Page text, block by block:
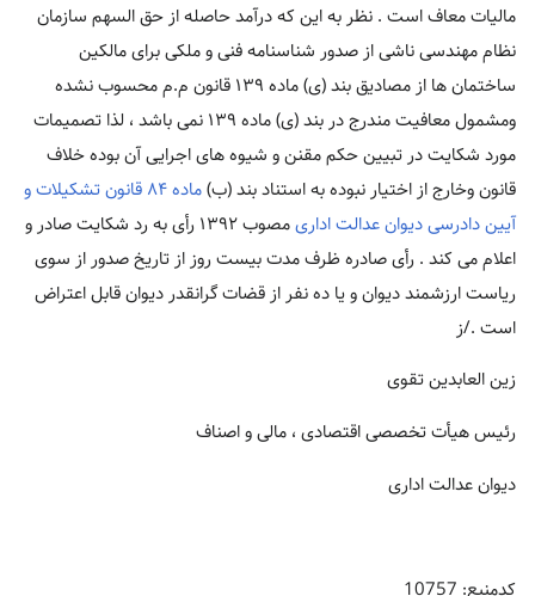
مالیات معاف است . نظر به این که درآمد حاصله از حق السهم سازمان
نظام مهندسی ناشی از صدور شناسنامه فنی و ملکی برای مالکین
ساختمان ها از مصادیق بند (ی) ماده ۱۳۹ قانون م.م محسوب نشده
ومشمول معافیت مندرج در بند (ی) ماده ۱۳۹ نمی باشد ، لذا تصمیمات
مورد شکایت در تبیین حکم مقنن و شیوه های اجرایی آن بوده خلاف
قانون وخارج از اختیار نبوده به استناد بند (ب)
ماده ۸۴ قانون تشکیلات و
آیین دادرسی دیوان عدالت اداری
مصوب ۱۳۹۲ رأی به رد شکایت صادر و
اعلام می کند . رأی صادره ظرف مدت بیست روز از تاریخ صدور از سوی
ریاست ارزشمند دیوان و یا ده نفر از قضات گرانقدر دیوان قابل اعتراض
است ./ز
زین العابدین تقوی
رئیس هیأت تخصصی اقتصادی ، مالی و اصناف
دیوان عدالت اداری
کدمنبع: 10757